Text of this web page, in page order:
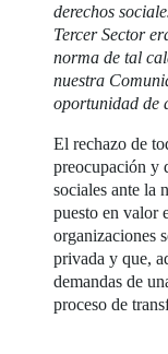
derechos
Tercer Sector
norma de tal
nuestra
oportunidad de
El rechazo de
preocupación y
sociales ante la
puesto en valor
organizaciones
privada y que,
demandas de
proceso de